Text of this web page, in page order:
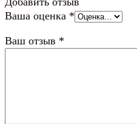
Ваша оценка *
Ваш отзыв *